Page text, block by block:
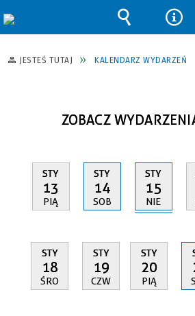
JESTEŚ TUTAJ KALENDARZ WYDARZEŃ
ZOBACZ
STY
13
PIĄ
STY
14
SOB
STY
15
NIE
STY
18
ŚRO
STY
19
CZW
STY
20
PIĄ